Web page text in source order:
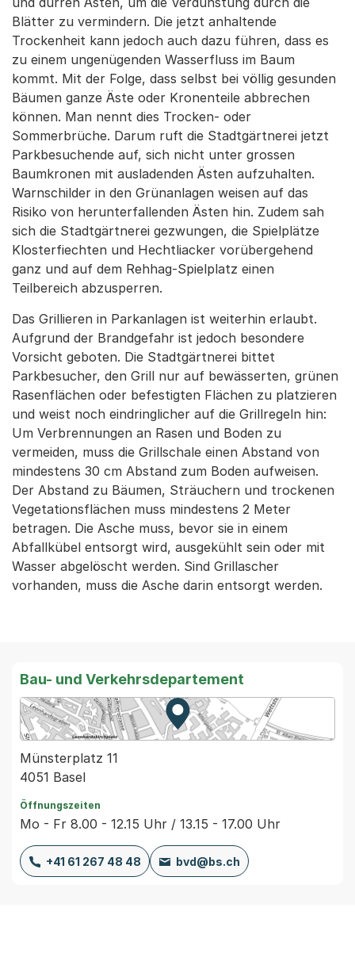
Blätter zu vermindern. Die jetzt anhaltende
Trockenheit kann jedoch auch dazu führen, dass es
zu einem ungenügenden Wasserfluss im Baum
kommt. Mit der Folge, dass selbst bei völlig gesunden
Bäumen ganze Äste oder Kronenteile abbrechen
können. Man nennt dies Trocken- oder
Sommerbrüche. Darum ruft die Stadtgärtnerei jetzt
Parkbesuchende auf, sich nicht unter grossen
Baumkronen mit ausladenden Ästen aufzuhalten.
Warnschilder in den Grünanlagen weisen auf das
Risiko von herunterfallenden Ästen hin. Zudem sah
sich die Stadtgärtnerei gezwungen, die Spielplätze
Klosterfiechten und Hechtliacker vorübergehend
ganz und auf dem Rehhag-Spielplatz einen
Teilbereich abzusperren.
Das Grillieren in Parkanlagen ist weiterhin erlaubt.
Aufgrund der Brandgefahr ist jedoch besondere
Vorsicht geboten. Die Stadtgärtnerei bittet
Parkbesucher, den Grill nur auf bewässerten, grünen
Rasenflächen oder befestigten Flächen zu platzieren
und weist noch eindringlicher auf die Grillregeln hin:
Um Verbrennungen an Rasen und Boden zu
vermeiden, muss die Grillschale einen Abstand von
mindestens 30 cm Abstand zum Boden aufweisen.
Der Abstand zu Bäumen, Sträuchern und trockenen
Vegetationsflächen muss mindestens 2 Meter
betragen. Die Asche muss, bevor sie in einem
Abfallkübel entsorgt wird, ausgekühlt sein oder mit
Wasser abgelöscht werden. Sind Grillascher
vorhanden, muss die Asche darin entsorgt werden.
Bau- und Verkehrsdepartement
Zur Karte von MapBS.
Externer Link, wird in einem
Münsterplatz 11
4051 Basel
Öffnungszeiten
Mo - Fr 8.00 - 12.15 Uhr / 13.15 - 17.00 Uhr
+41 61 267 48 48 bvd@bs.ch